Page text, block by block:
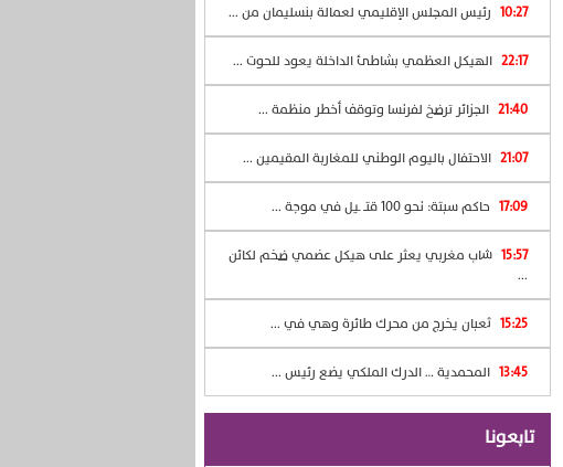
10:27 رئيس المجلس الإقليمي لعمالة بنسليمان من ...
22:17 الهيكل العظمي بشاطئ الداخلة يعود للحوت ...
21:40 الجزائر ترضخ لفرنسا وتوقف أخطر منظمة ...
21:07 الاحتفال باليوم الوطني للمغاربة المقيمين ...
17:09 حاكم سبتة: نحو 100 قتــ ـيل في موجة ...
15:57 شاب مغربي يعثر على هيكل عضمي ضخم لكائن
...
15:25 ثعبان يخرج من محرك طائرة وهي في ...
13:45 المحمدية … الدرك الملكي يضع رئيس ...
تابعونا